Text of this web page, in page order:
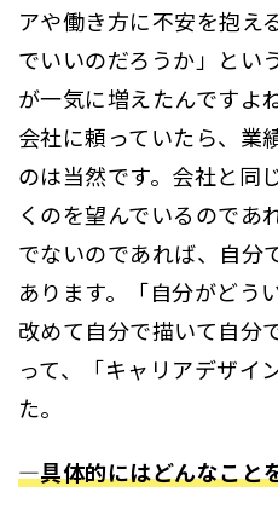
アや働き方に不安を抱え
でいいのだろうか」とい
が一気に増えたんですよ
会社に頼っていたら、業
のは当然です。会社と同
くのを望んでいるのであ
でないのであれば、自分
あります。「自分がどう
改めて自分で描いて自分
って、「キャリアデザイ
た。
―具体的にはどんなこと